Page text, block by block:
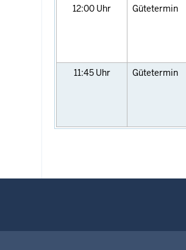
12:00 Uhr Gütetermin
11:45 Uhr Gütetermin